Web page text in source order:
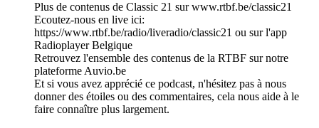
Plus de contenus de Classic 21 sur www.rtbf.be/classic21
Ecoutez-nous en live ici:
https://www.rtbf.be/radio/liveradio/classic21 ou sur l'app
Radioplayer Belgique
Retrouvez l'ensemble des contenus de la RTBF sur notre
plateforme Auvio.be
Et si vous avez apprécié ce podcast, n'hésitez pas à nous
donner des étoiles ou des commentaires, cela nous aide à le
faire connaître plus largement.